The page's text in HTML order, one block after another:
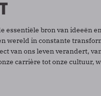
essentiële bron van ideeën
wereld in constante
van ons leven verandert,
carrière tot onze cultuur,